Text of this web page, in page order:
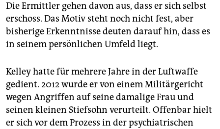
Die Ermittler gehen davon aus, dass er sich selbst
erschoss. Das Motiv steht noch nicht fest, aber
bisherige Erkenntnisse deuten darauf hin, dass es
in seinem persönlichen Umfeld liegt.
Kelley hatte für mehrere Jahre in der Luftwaffe
gedient. 2012 wurde er von einem Militärgericht
wegen Angriffen auf seine damalige Frau und
seinen kleinen Stiefsohn verurteilt. Offenbar hielt
er sich vor dem Prozess in der psychiatrischen